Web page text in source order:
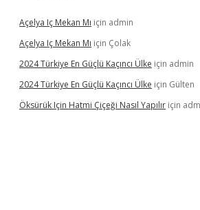
Açelya Iç Mekan Mı için admin
Açelya Iç Mekan Mı için Çolak
2024 Türkiye En Güçlü Kaçıncı Ülke için admin
2024 Türkiye En Güçlü Kaçıncı Ülke için Gülten
Öksürük Için Hatmi Çiçeği Nasıl Yapılır için